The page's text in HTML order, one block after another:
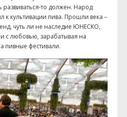
то должен. Народ
к культивации пива. Прошли века –
чуть ли не наследие ЮНЕСКО,
с любовью, зарабатывая на
пивные фестивали.